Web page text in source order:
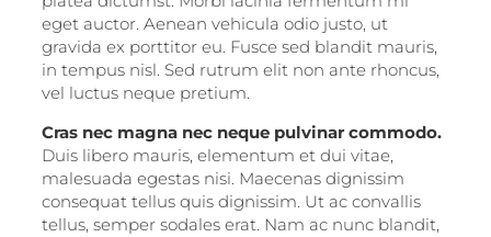
eget auctor. Aenean vehicula odio justo, ut
gravida ex porttitor eu. Fusce sed blandit mauris,
in tempus nisl. Sed rutrum elit non ante rhoncus,
vel luctus neque pretium.
Cras nec magna nec neque pulvinar commodo.
Duis libero mauris, elementum et dui vitae,
malesuada egestas nisi. Maecenas dignissim
consequat tellus quis dignissim. Ut ac convallis
tellus, semper sodales erat. Nam ac nunc blandit,